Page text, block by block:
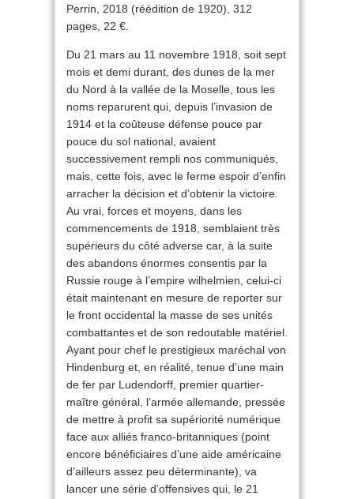
Perrin, 2018 (réédition de 1920), 312
pages, 22 €.
Du 21 mars au 11 novembre 1918, soit sept
mois et demi durant, des dunes de la mer
du Nord à la vallée de la Moselle, tous les
noms reparurent qui, depuis l’invasion de
1914 et la coûteuse défense pouce par
pouce du sol national, avaient
successivement rempli nos communiqués,
mais, cette fois, avec le ferme espoir d’enfin
arracher la décision et d’obtenir la victoire.
Au vrai, forces et moyens, dans les
commencements de 1918, semblaient très
supérieurs du côté adverse car, à la suite
des abandons énormes consentis par la
Russie rouge à l’empire wilhelmien, celui-ci
était maintenant en mesure de reporter sur
le front occidental la masse de ses unités
combattantes et de son redoutable matériel.
Ayant pour chef le prestigieux maréchal von
Hindenburg et, en réalité, tenue d’une main
de fer par Ludendorff, premier quartier-
maître général, l’armée allemande, pressée
de mettre à profit sa supériorité numérique
face aux alliés franco-britanniques (point
encore bénéficiaires d’une aide américaine
d’ailleurs assez peu déterminante), va
lancer une série d’offensives qui, le 21